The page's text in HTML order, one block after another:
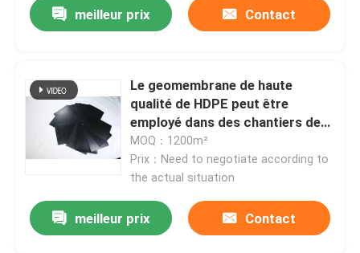
meilleur prix Contact
Le geomembrane de haute
qualité de HDPE peut être
employé dans des chantiers de
construction tels que des
barrages et des routes.
MOQ：1200m²
Prix：Need to negotiate according to
the actual situation
meilleur prix Contact